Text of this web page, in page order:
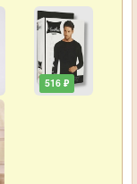
516 ₽